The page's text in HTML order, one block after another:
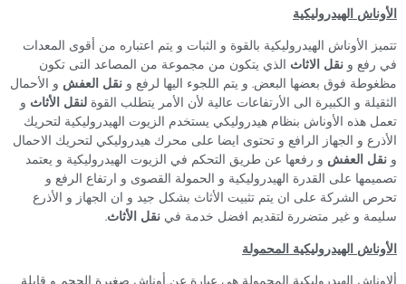
الأوناش الهيدروليكية
تتميز الأوناش الهيدروليكية بالقوة و الثبات و يتم اعتباره من أقوى المعدات
في رفع و نقل الاثاث الذي يتكون من مجموعة من المصاعد التى تكون
مظغوطة فوق بعضها البعض. و يتم اللجوء اليها لرفع و نقل العفش و الأحمال
الثقيلة و الكبيرة الى الأرتفاعات عالية لأن الأمر يتطلب القوة لنقل الأثاث و
تعمل هذه الأوناش بنظام هيدروليكي يستخدم الزيوت الهيدروليكية لتحريك
الأذرع و الجهاز الرافع و تحتوى ايضا على محرك هيدروليكي لتحريك الاحمال
و نقل العفش و رفعها عن طريق التحكم في الزيوت الهيدروليكية و يعتمد
تصميمها على القدرة الهيدروليكية و الحمولة القصوى و ارتفاع الرفع و
تحرص الشركة على ان يتم تثبيت الأثاث بشكل جيد و ان الجهاز و الأذرع
سليمة و غير متضررة لتقديم افضل خدمة في نقل الأثاث.
الأوناش الهيدروليكية المحمولة
ألاوناش الهيدروليكية المحمولة هي عبارة عن أوناش صغيرة الحجم و قابلة